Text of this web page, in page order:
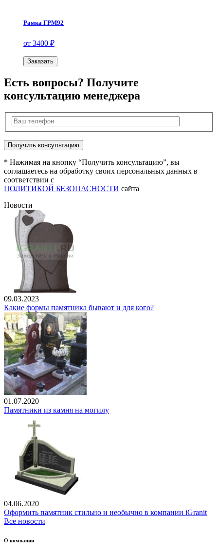
Рамка ГРМ92
от 3400 ₽
Заказать
Есть вопросы? Получите
консультацию менеджера
* Нажимая на кнопку “Получить консультацию”, вы
соглашаетесь на обработку своих персональных данных в
соответствии с
ПОЛИТИКОЙ БЕЗОПАСНОСТИ сайта
Новости
09.03.2023
Какие формы памятника бывают и для кого?
01.07.2020
Памятники из камня на могилу
04.06.2020
Оформить памятник стильно и необычно в компании iGranit
Все новости
О компании